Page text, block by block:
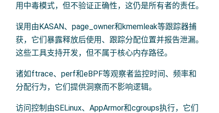
用中毒模式，但不验证正确性，这仍是所有者的责任。
误用由KASAN、page_owner和kmemleak等跟踪器捕
获，它们暴露释放后使用、跟踪分配位置并报告泄漏。
这些工具支持开发，但不属于核心内存路径。
诸如ftrace、perf和eBPF等观察者监控时间、频率和
分配行为，它们提供洞察而不影响逻辑。
访问控制由SELinux、AppArmor和cgroups执行，它们